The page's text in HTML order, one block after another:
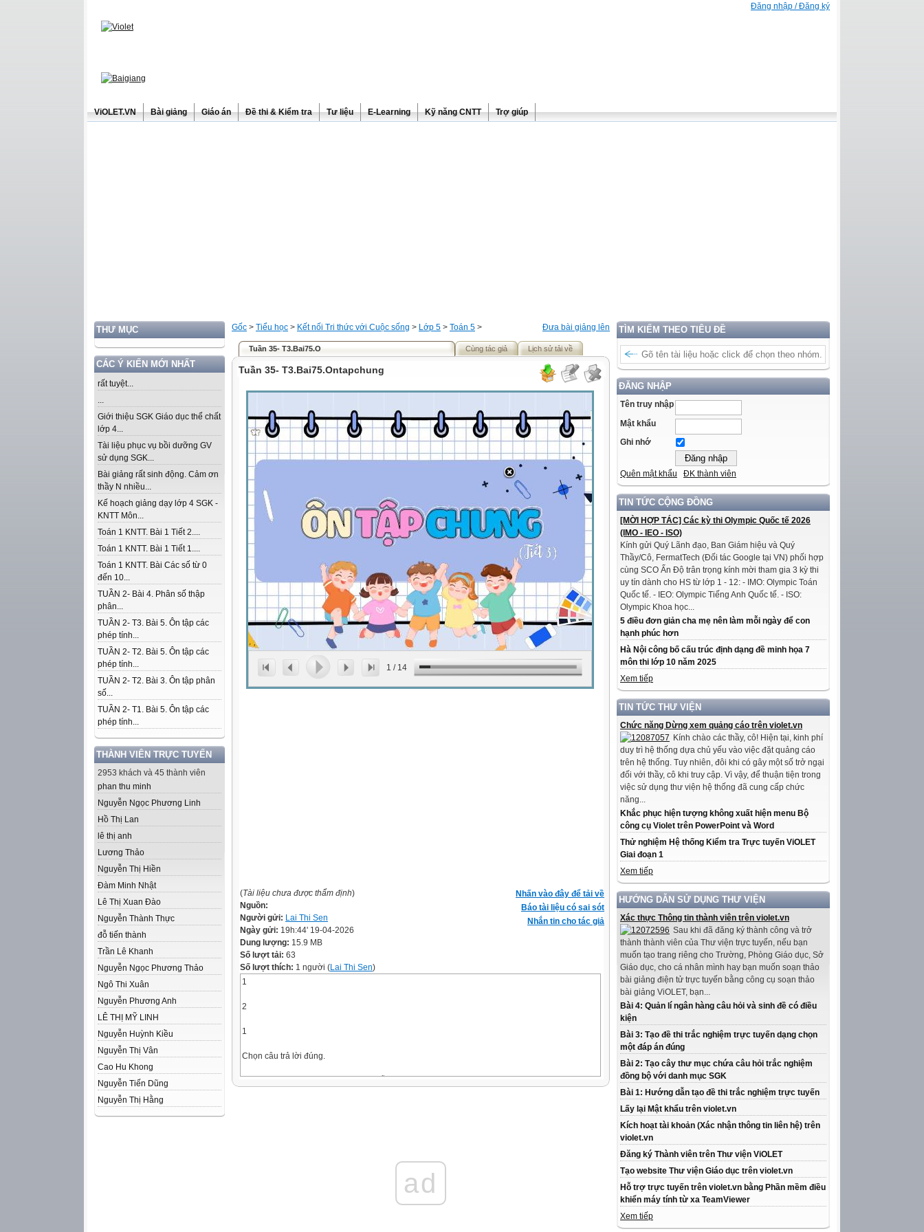
Đăng nhập / Đăng ký
ViOLET.VN Bài giảng Giáo án Đề thi & Kiểm tra Tư liệu E-Learning Kỹ năng CNTT Trợ giúp
THƯ MỤC
CÁC Ý KIẾN MỚI NHẤT
rất tuyệt...
...
Giới thiệu SGK Giáo dục thể chất
lớp 4...
Tài liệu phục vụ bồi dưỡng GV
sử dụng SGK...
Bài giảng rất sinh động. Cảm ơn
thầy N nhiều...
Kế hoạch giảng dạy lớp 4 SGK -
KNTT Môn...
Toán 1 KNTT. Bài 1 Tiết 2....
Toán 1 KNTT. Bài 1 Tiết 1....
Toán 1 KNTT. Bài Các số từ 0
đến 10...
TUẦN 2- Bài 4. Phân số thập
phân...
TUẦN 2- T3. Bài 5. Ôn tập các
phép tính...
TUẦN 2- T2. Bài 5. Ôn tập các
phép tính...
TUẦN 2- T2. Bài 3. Ôn tập phân
số...
TUẦN 2- T1. Bài 5. Ôn tập các
phép tính...
THÀNH VIÊN TRỰC TUYẾN
2953 khách và 45 thành viên
phan thu minh
Nguyễn Ngọc Phương Linh
Hồ Thị Lan
lê thị anh
Lương Thảo
Nguyễn Thị Hiền
Đàm Minh Nhật
Lê Thị Xuan Đào
Nguyễn Thành Thực
đỗ tiến thành
Trần Lê Khanh
Nguyễn Ngọc Phương Thảo
Ngô Thi Xuân
Nguyễn Phương Anh
LÊ THỊ MỸ LINH
Nguyễn Huỳnh Kiều
Nguyễn Thị Vân
Cao Hu Khong
Nguyễn Tiến Dũng
Nguyễn Thị Hằng
TÌM KIẾM THEO TIÊU ĐỀ
ĐĂNG NHẬP
Tên truy nhập
Mật khẩu
Ghi nhớ
Quên mật khẩu ĐK thành viên
TIN TỨC CỘNG ĐỒNG
[MỜI HỢP TÁC] Các kỳ thi Olympic Quốc tế 2026
(IMO - IEO - ISO)
Kính gửi Quý Lãnh đạo, Ban Giám hiệu và Quý
Thầy/Cô, FermatTech (Đối tác Google tại VN) phối hợp
cùng SCO Ấn Độ trân trọng kính mời tham gia 3 kỳ thi
uy tín dành cho HS từ lớp 1 - 12: - IMO: Olympic Toán
Quốc tế. - IEO: Olympic Tiếng Anh Quốc tế. - ISO:
Olympic Khoa học...
5 điều đơn giản cha mẹ nên làm mỗi ngày để con
hạnh phúc hơn
Hà Nội công bố cấu trúc định dạng đề minh họa 7
môn thi lớp 10 năm 2025
Xem tiếp
TIN TỨC THƯ VIỆN
Chức năng Dừng xem quảng cáo trên violet.vn
Kính chào các thầy, cô! Hiện tại, kinh phí
duy trì hệ thống dựa chủ yếu vào việc đặt quảng cáo
trên hệ thống. Tuy nhiên, đôi khi có gây một số trở ngại
đối với thầy, cô khi truy cập. Vì vậy, để thuận tiện trong
việc sử dụng thư viện hệ thống đã cung cấp chức
năng...
Khắc phục hiện tượng không xuất hiện menu Bộ
công cụ Violet trên PowerPoint và Word
Thử nghiệm Hệ thống Kiểm tra Trực tuyến ViOLET
Giai đoạn 1
Xem tiếp
HƯỚNG DẪN SỬ DỤNG THƯ VIỆN
Xác thực Thông tin thành viên trên violet.vn
Sau khi đã đăng ký thành công và trở
thành thành viên của Thư viện trực tuyến, nếu bạn
muốn tạo trang riêng cho Trường, Phòng Giáo dục, Sở
Giáo dục, cho cá nhân mình hay bạn muốn soạn thảo
bài giảng điện tử trực tuyến bằng công cụ soạn thảo
bài giảng ViOLET, bạn...
Bài 4: Quản lí ngân hàng câu hỏi và sinh đề có điều
kiện
Bài 3: Tạo đề thi trắc nghiệm trực tuyến dạng chọn
một đáp án đúng
Bài 2: Tạo cây thư mục chứa câu hỏi trắc nghiệm
đồng bộ với danh mục SGK
Bài 1: Hướng dẫn tạo đề thi trắc nghiệm trực tuyến
Lấy lại Mật khẩu trên violet.vn
Kích hoạt tài khoản (Xác nhận thông tin liên hệ) trên
violet.vn
Đăng ký Thành viên trên Thư viện ViOLET
Tạo website Thư viện Giáo dục trên violet.vn
Hỗ trợ trực tuyến trên violet.vn bằng Phần mềm điều
khiển máy tính từ xa TeamViewer
Xem tiếp
Đưa bài giảng lên
Gốc > Tiểu học > Kết nối Tri thức với Cuộc sống > Lớp 5 > Toán 5 >
Tuần 35- T3.Bai75.O Cùng tác giả Lịch sử tải về
Tuần 35- T3.Bai75.Ontapchung
1 / 14
Nhấn vào đây để tải về
Báo tài liệu có sai sót
Nhắn tin cho tác giả
(Tài liệu chưa được thẩm định)
Nguồn:
Người gửi: Lai Thi Sen
Ngày gửi: 19h:44' 19-04-2026
Dung lượng: 15.9 MB
Số lượt tải: 63
Số lượt thích: 1 người (Lai Thi Sen)
1
2
1
Chọn câu trả lời đúng.
ad